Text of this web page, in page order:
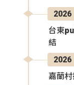
2026
台東
結
2026
嘉蘭